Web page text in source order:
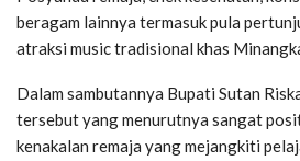
beragam lainnya termasuk pula
atraksi music tradisional khas
Dalam sambutannya Bupati Sutan
tersebut yang menurutnya sangat
kenakalan remaja yang mejangkiti